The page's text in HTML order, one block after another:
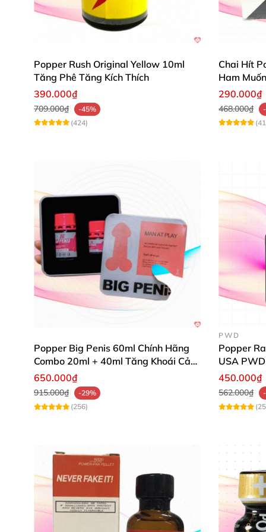
Popper Rush Original Yellow 10ml
Tăng Phê Tăng Kích Thích
390.000₫
709.000₫
-45%
(424)
Chai Hít
Ham
290.000₫
468.000₫
Popper Big Penis 60ml Chính Hãng
Combo 20ml + 40ml Tăng Khoái Cảm
Cho Top & Bot
650.000₫
915.000₫
-29%
(256)
PWD
Popper
USA PWD
450.000₫
562.000₫